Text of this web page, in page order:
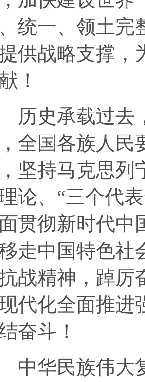
统一、领土完
供战略支撑，
！
史承载过去，
全国各族人民
坚持马克思列
论、“三个代
贯彻新时代中
走中国特色社
战精神，踔厉
代化全面推进
奋斗！
华民族伟大复